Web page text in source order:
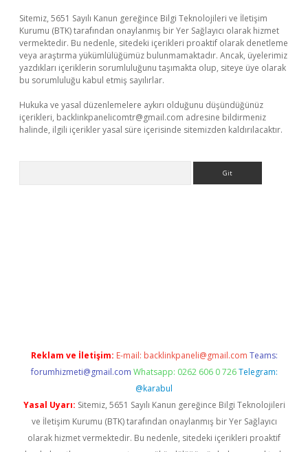
Sitemiz, 5651 Sayılı Kanun gereğince Bilgi Teknolojileri ve İletişim
Kurumu (BTK) tarafından onaylanmış bir Yer Sağlayıcı olarak hizmet
vermektedir. Bu nedenle, sitedeki içerikleri proaktif olarak denetleme
veya araştırma yükümlülüğümüz bulunmamaktadır. Ancak, üyelerimiz
yazdıkları içeriklerin sorumluluğunu taşımakta olup, siteye üye olarak
bu sorumluluğu kabul etmiş sayılırlar.
Hukuka ve yasal düzenlemelere aykırı olduğunu düşündüğünüz
içerikleri, backlinkpanelicomtr@gmail.com adresine bildirmeniz
halinde, ilgili içerikler yasal süre içerisinde sitemizden kaldırılacaktır.
Reklam ve İletişim: E-mail: backlinkpaneli@gmail.com Teams:
forumhizmeti@gmail.com Whatsapp: 0262 606 0 726 Telegram:
@karabul
Yasal Uyarı: Sitemiz, 5651 Sayılı Kanun gereğince Bilgi Teknolojileri
ve İletişim Kurumu (BTK) tarafından onaylanmış bir Yer Sağlayıcı
olarak hizmet vermektedir. Bu nedenle, sitedeki içerikleri proaktif